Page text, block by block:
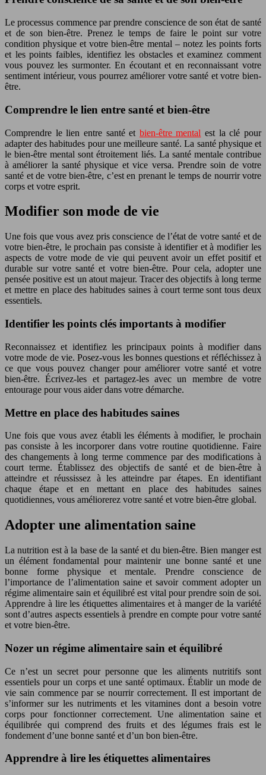
Le processus commence par prendre conscience de son état de santé
et de son bien-être. Prenez le temps de faire le point sur votre
condition physique et votre bien-être mental – notez les points forts
et les points faibles, identifiez les obstacles et examinez comment
vous pouvez les surmonter. En écoutant et en reconnaissant votre
sentiment intérieur, vous pourrez améliorer votre santé et votre bien-
être.
Comprendre le lien entre santé et bien-être
Comprendre le lien entre santé et bien-être mental est la clé pour
adapter des habitudes pour une meilleure santé. La santé physique et
le bien-être mental sont étroitement liés. La santé mentale contribue
à améliorer la santé physique et vice versa. Prendre soin de votre
santé et de votre bien-être, c’est en prenant le temps de nourrir votre
corps et votre esprit.
Modifier son mode de vie
Une fois que vous avez pris conscience de l’état de votre santé et de
votre bien-être, le prochain pas consiste à identifier et à modifier les
aspects de votre mode de vie qui peuvent avoir un effet positif et
durable sur votre santé et votre bien-être. Pour cela, adopter une
pensée positive est un atout majeur. Tracer des objectifs à long terme
et mettre en place des habitudes saines à court terme sont tous deux
essentiels.
Identifier les points clés importants à modifier
Reconnaissez et identifiez les principaux points à modifier dans
votre mode de vie. Posez-vous les bonnes questions et réfléchissez à
ce que vous pouvez changer pour améliorer votre santé et votre
bien-être. Écrivez-les et partagez-les avec un membre de votre
entourage pour vous aider dans votre démarche.
Mettre en place des habitudes saines
Une fois que vous avez établi les éléments à modifier, le prochain
pas consiste à les incorporer dans votre routine quotidienne. Faire
des changements à long terme commence par des modifications à
court terme. Établissez des objectifs de santé et de bien-être à
atteindre et réussissez à les atteindre par étapes. En identifiant
chaque étape et en mettant en place des habitudes saines
quotidiennes, vous améliorerez votre santé et votre bien-être global.
Adopter une alimentation saine
La nutrition est à la base de la santé et du bien-être. Bien manger est
un élément fondamental pour maintenir une bonne santé et une
bonne forme physique et mentale. Prendre conscience de
l’importance de l’alimentation saine et savoir comment adopter un
régime alimentaire sain et équilibré est vital pour prendre soin de soi.
Apprendre à lire les étiquettes alimentaires et à manger de la variété
sont d’autres aspects essentiels à prendre en compte pour votre santé
et votre bien-être.
Nozer un régime alimentaire sain et équilibré
Ce n’est un secret pour personne que les aliments nutritifs sont
essentiels pour un corps et une santé optimaux. Établir un mode de
vie sain commence par se nourrir correctement. Il est important de
s’informer sur les nutriments et les vitamines dont a besoin votre
corps pour fonctionner correctement. Une alimentation saine et
équilibrée qui comprend des fruits et des légumes frais est le
fondement d’une bonne santé et d’un bon bien-être.
Apprendre à lire les étiquettes alimentaires